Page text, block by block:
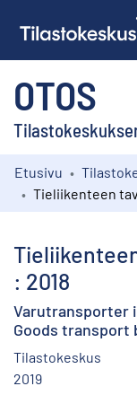
OTOS
Kokoelmat
Etusivu
: 2018
Varutransporter
Goods transport
Tilastokeskus
2019